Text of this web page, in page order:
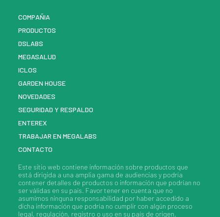
COMPAÑIA
PRODUCTOS
DSLABS
MEGASALUD
ICLOS
GARDEN HOUSE
NOVEDADES
SEGURIDAD Y RESPALDO
ENTEREX
TRABAJAR EN MEGALABS
CONTACTO
Este sitio web contiene información sobre productos que
está dirigida a una amplia gama de audiencias y podría
contener detalles de productos o información que podrían no
ser válidas en su país. Favor tener en cuenta que no
asumimos ninguna responsabilidad por haber accedido a
dicha información que podría no cumplir con algún proceso
legal, regulación, registro o uso en su país de origen.